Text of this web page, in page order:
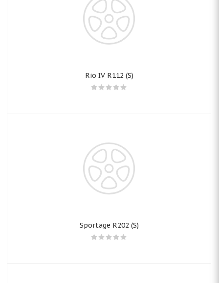
Rio IV R112 (S)
Sportage R202 (S)